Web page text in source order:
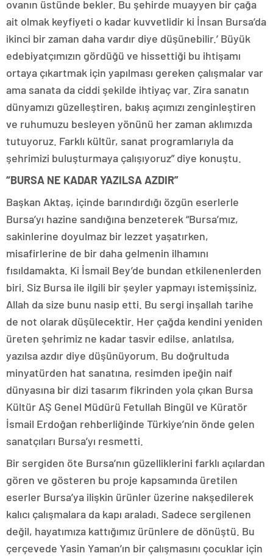
ovanın üstünde bekler. Bu şehirde muayyen bir çağa
ait olmak keyfiyeti o kadar kuvvetlidir ki İnsan Bursa’da
ikinci bir zaman daha vardır diye düşünebilir.’ Büyük
edebiyatçımızın gördüğü ve hissettiği bu ihtişamı
ortaya çıkartmak için yapılması gereken çalışmalar var
ama sanata da ciddi şekilde ihtiyaç var. Zira sanatın
dünyamızı güzelleştiren, bakış açımızı zenginleştiren
ve ruhumuzu besleyen yönünü her zaman aklımızda
tutuyoruz. Farklı kültür, sanat programlarıyla da
şehrimizi buluşturmaya çalışıyoruz” diye konuştu.
“BURSA NE KADAR YAZILSA AZDIR”
Başkan Aktaş, içinde barındırdığı özgün eserlerle
Bursa’yı hazine sandığına benzeterek “Bursa’mız,
sakinlerine doyulmaz bir lezzet yaşatırken,
misafirlerine de bir daha gelmenin ilhamını
fısıldamakta. Ki İsmail Bey’de bundan etkilenenlerden
biri. Siz Bursa ile ilgili bir şeyler yapmayı istemişsiniz,
Allah da size bunu nasip etti. Bu sergi inşallah tarihe
de not olarak düşülecektir. Her çağda kendini yeniden
üreten şehrimiz ne kadar tasvir edilse, anlatılsa,
yazılsa azdır diye düşünüyorum. Bu doğrultuda
minyatürden hat sanatına, resimden ipeğin naif
dünyasına bir dizi tasarım fikrinden yola çıkan Bursa
Kültür AŞ Genel Müdürü Fetullah Bingül ve Küratör
İsmail Erdoğan rehberliğinde Türkiye’nin önde gelen
sanatçıları Bursa’yı resmetti.
Bir sergiden öte Bursa’nın güzelliklerini farklı açılardan
gören ve gösteren bu proje kapsamında üretilen
eserler Bursa’ya ilişkin ürünler üzerine nakşedilerek
kalıcı çalışmalara da kapı araladı. Sadece sergilenen
değil, hayatımıza kattığımız ürünlere de dönüştü. Bu
çerçevede Yasin Yaman’ın bir çalışmasını çocuklar için